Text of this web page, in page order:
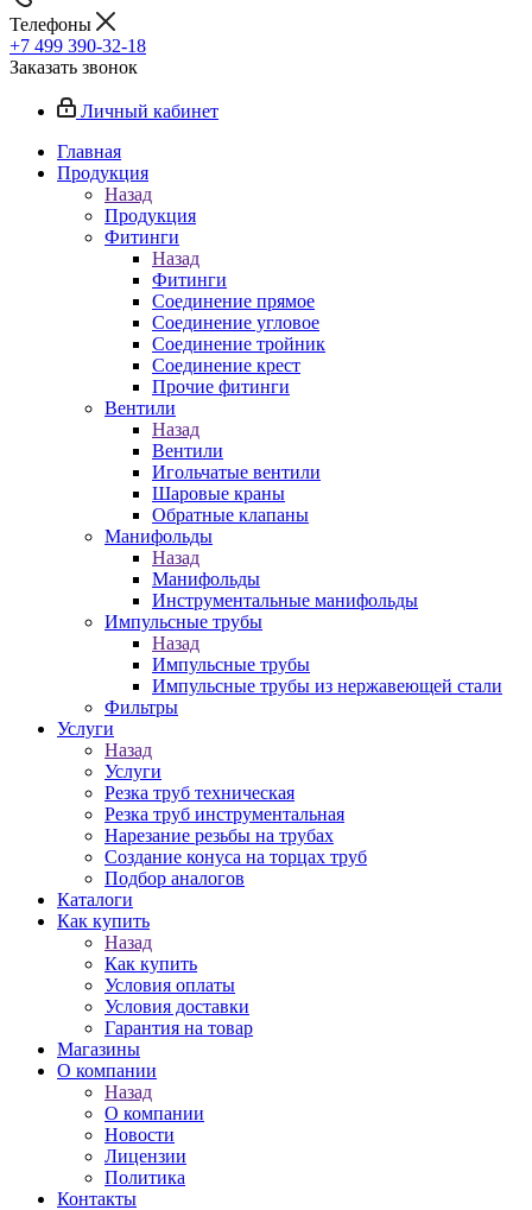
Телефоны
+7 499 390-32-18
Заказать звонок
Личный кабинет
Главная
Продукция
Назад
Продукция
Фитинги
Назад
Фитинги
Соединение прямое
Соединение угловое
Соединение тройник
Соединение крест
Прочие фитинги
Вентили
Назад
Вентили
Игольчатые вентили
Шаровые краны
Обратные клапаны
Манифольды
Назад
Манифольды
Инструментальные манифольды
Импульсные трубы
Назад
Импульсные трубы
Импульсные трубы из нержавеющей стали
Фильтры
Услуги
Назад
Услуги
Резка труб техническая
Резка труб инструментальная
Нарезание резьбы на трубах
Создание конуса на торцах труб
Подбор аналогов
Каталоги
Как купить
Назад
Как купить
Условия оплаты
Условия доставки
Гарантия на товар
Магазины
О компании
Назад
О компании
Новости
Лицензии
Политика
Контакты